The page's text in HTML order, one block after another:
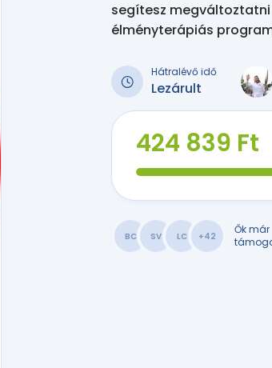
segítesz
élményterápiás
Hátralévő idő
Lezárult
424 839 Ft
BC SV LC +42
Ők már